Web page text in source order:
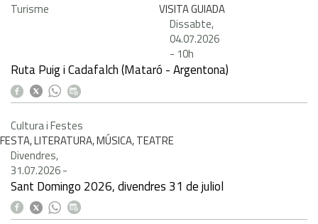
Turisme
VISITA GUIADA
Dissabte,
04.07.2026
- 10h
Ruta Puig i Cadafalch (Mataró - Argentona)
Cultura i Festes
FESTA, LITERATURA, MÚSICA, TEATRE
Divendres,
31.07.2026-
Sant Domingo 2026, divendres 31 de juliol